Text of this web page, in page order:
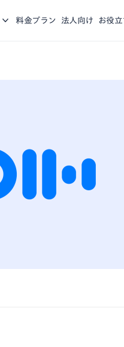
iOS/Androidで
料金プラン 法人向け お役